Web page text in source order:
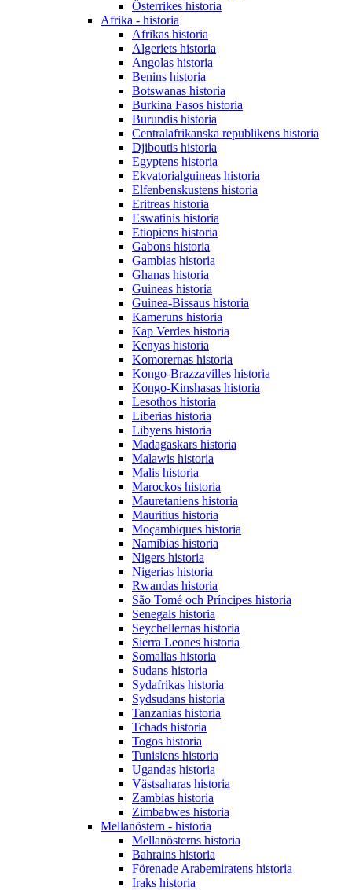
Österrikes historia
Afrika - historia
Afrikas historia
Algeriets historia
Angolas historia
Benins historia
Botswanas historia
Burkina Fasos historia
Burundis historia
Centralafrikanska republikens historia
Djiboutis historia
Egyptens historia
Ekvatorialguineas historia
Elfenbenskustens historia
Eritreas historia
Eswatinis historia
Etiopiens historia
Gabons historia
Gambias historia
Ghanas historia
Guineas historia
Guinea-Bissaus historia
Kameruns historia
Kap Verdes historia
Kenyas historia
Komorernas historia
Kongo-Brazzavilles historia
Kongo-Kinshasas historia
Lesothos historia
Liberias historia
Libyens historia
Madagaskars historia
Malawis historia
Malis historia
Marockos historia
Mauretaniens historia
Mauritius historia
Moçambiques historia
Namibias historia
Nigers historia
Nigerias historia
Rwandas historia
São Tomé och Príncipes historia
Senegals historia
Seychellernas historia
Sierra Leones historia
Somalias historia
Sudans historia
Sydafrikas historia
Sydsudans historia
Tanzanias historia
Tchads historia
Togos historia
Tunisiens historia
Ugandas historia
Västsaharas historia
Zambias historia
Zimbabwes historia
Mellanöstern - historia
Mellanösterns historia
Bahrains historia
Förenade Arabemiratens historia
Iraks historia